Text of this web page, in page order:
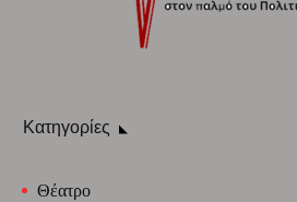
Κατηγορίες
Θέατρο